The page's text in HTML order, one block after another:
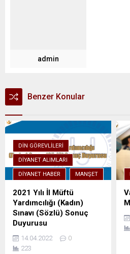
admin
Benzer Konular
DIN GÖREVLILERI
DIYANET ALIMLARI
DIYANET HABER MANŞET
2021 Yılı İl Müftü
Yardımcılığı (Kadın)
Sınavı (Sözlü) Sonuç
Duyurusu
14.04.2022
0
223